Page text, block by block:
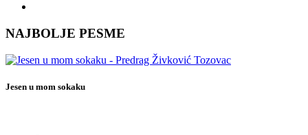
NAJBOLJE PESME
Jesen u mom sokaku